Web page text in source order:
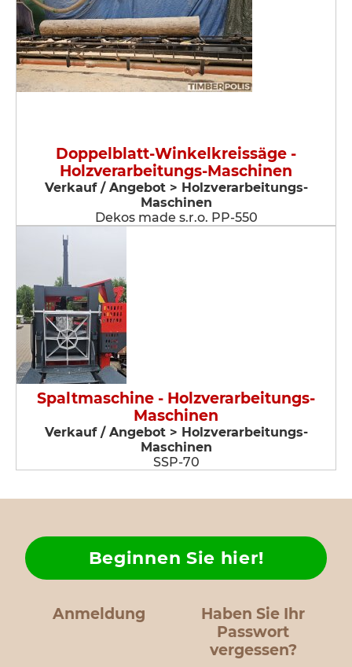
Doppelblatt-Winkelkreissäge -
Holzverarbeitungs-Maschinen
Verkauf / Angebot > Holzverarbeitungs-
Maschinen
Dekos made s.r.o. PP-550
Spaltmaschine - Holzverarbeitungs-
Maschinen
Verkauf / Angebot > Holzverarbeitungs-
Maschinen
SSP-70
Anmeldung
Haben Sie Ihr
Passwort
vergessen?
Beginnen Sie hier!